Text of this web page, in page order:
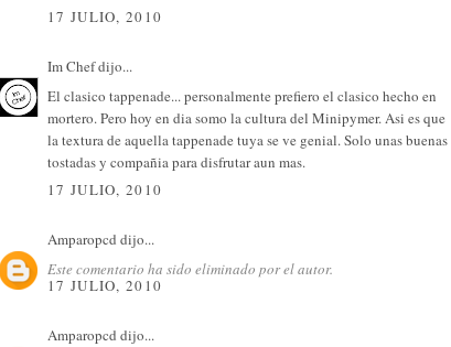
17 JULIO, 2010
Im Chefdijo...
El clasico tappenade... personalmente prefiero el clasico hecho en
mortero. Pero hoy en dia somo la cultura del Minipymer. Asi es que
la textura de aquella tappenade tuya se ve genial. Solo unas buenas
tostadas y compañia para disfrutar aun mas.
17 JULIO, 2010
Amparopcd dijo...
Este comentario ha sido eliminado por el autor.
17 JULIO, 2010
Amparopcd dijo...